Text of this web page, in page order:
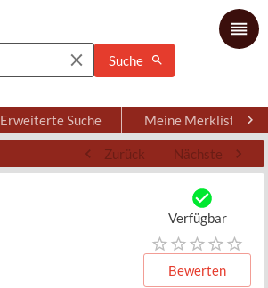
Suche
Erweiterte Suche Meine Merkliste
Zurück Nächste
Verfügbar
Bewerten